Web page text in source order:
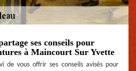
ses conseils pour
à Maincourt Sur Yvette
de vous offrir ses conseils avisés pour